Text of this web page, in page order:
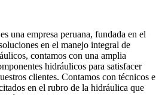
empresa peruana, fundada en el
en el manejo integral de
contamos con una amplia
hidráulicos para satisfacer
clientes. Contamos con técnicos e
en el rubro de la hidráulica que